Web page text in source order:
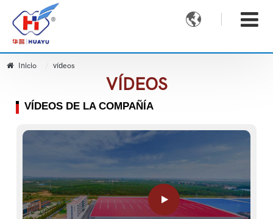

Inicio vídeos
VÍDEOS
VÍDEOS DE LA COMPAÑÍA